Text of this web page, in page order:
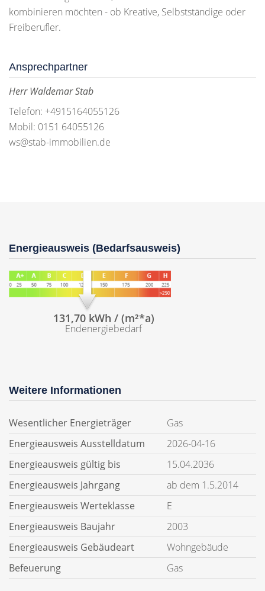
kombinieren möchten - ob Kreative, Selbstständige oder
Freiberufler.
Ansprechpartner
Herr Waldemar Stab
Telefon: +4915164055126
Mobil: 0151 64055126
ws@stab-immobilien.de
Energieausweis (Bedarfsausweis)
131,70 kWh / (m²*a)
Endenergiebedarf
Weitere Informationen
Wesentlicher Energieträger
Gas
Energieausweis Ausstelldatum
2026-04-16
Energieausweis gültig bis
15.04.2036
Energieausweis Jahrgang
ab dem 1.5.2014
Energieausweis Werteklasse
E
Energieausweis Baujahr
2003
Energieausweis Gebäudeart
Wohngebäude
Befeuerung
Gas